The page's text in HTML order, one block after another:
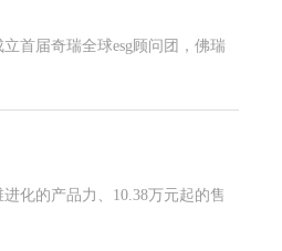
首届奇瑞全球esg顾问团，佛瑞
化的产品力、10.38万元起的售